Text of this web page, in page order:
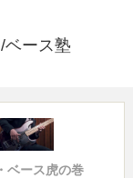
ベース塾
ベース虎の巻